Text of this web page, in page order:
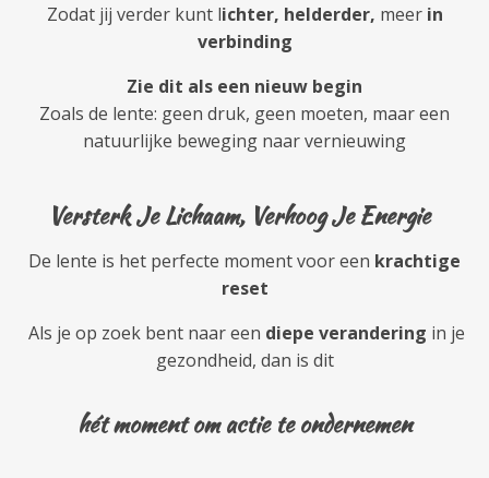
Zodat jij verder kunt lichter, helderder, meer in
verbinding
Zie dit als een nieuw begin
Zoals de lente: geen druk, geen moeten, maar een
natuurlijke beweging naar vernieuwing
Versterk Je Lichaam, Verhoog Je Energie
De lente is het perfecte moment voor een krachtige
reset
Als je op zoek bent naar een diepe verandering in je
gezondheid, dan is dit
hét momentom actie te ondernemen